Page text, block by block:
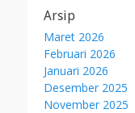
Arsip
Maret 2026
Februari 2026
Januari 2026
Desember 2025
November 2025